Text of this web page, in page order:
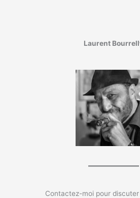
Laurent
Contactez-moi pour discuter